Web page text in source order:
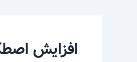
افزایش